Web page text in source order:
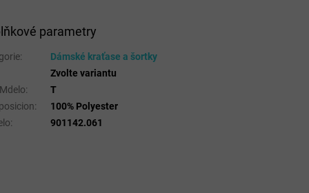
parametry
:
Dámské kraťase a šortky
Zvolte variantu
:
T
:
100% Polyester
: 901142.061